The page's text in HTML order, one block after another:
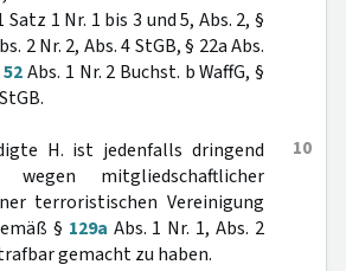
Satz 1 Nr. 1 bis 3 und 5, Abs. 2, §
2 Nr. 2, Abs. 4 StGB, § 22a Abs.
52Abs. 1 Nr. 2 Buchst. b WaffG, §
StGB.
10
H. ist jedenfalls dringend
mitgliedschaftlicher
terroristischen Vereinigung
§ 129a Abs. 1 Nr. 1, Abs. 2
gemacht zu haben.